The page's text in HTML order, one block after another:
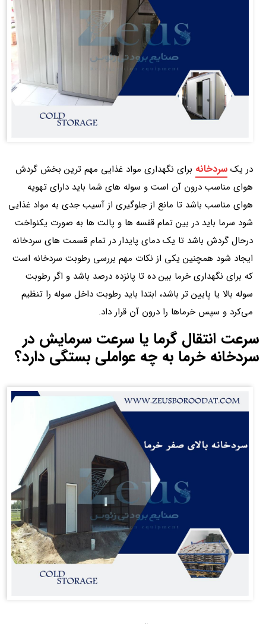
در یک سردخانه برای نگهداری مواد غذایی مهم‌ ترین بخش گردش
هوای مناسب درون آن است و سوله‌ های شما باید دارای تهویه
هوای مناسب باشد تا مانع از جلوگیری از آسیب جدی به مواد غذایی
شود سرما باید در بین تمام قفسه‌ ها و پالت ها به‌ صورت یکنواخت
درحال گردش باشد تا یک دمای پایدار در تمام قسمت‌ های سردخانه
ایجاد شود همچنین یکی از نکات مهم بررسی رطوبت سردخانه است
که برای نگهداری خرما بین ده تا پانزده درصد باشد و اگر رطوبت
سوله بالا یا پایین‌ تر باشد، ابتدا باید رطوبت داخل سوله را تنظیم
می‌کرد و سپس خرماها را درون آن قرار داد.
سرعت انتقال گرما یا سرعت سرمایش در
سردخانه خرما به چه عواملی بستگی دارد؟